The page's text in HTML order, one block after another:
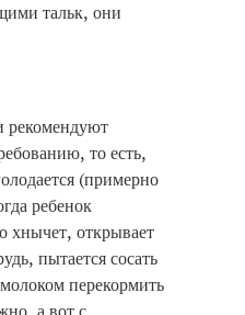
тальк, они
рекомендуют
то есть,
(примерно
ребенок
хнычет, открывает
пытается сосать
перекормить